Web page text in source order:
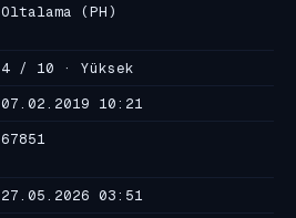
Oltalama (PH)
4 / 10 · Yüksek
07.02.2019 10:21
67851
27.05.2026 03:51